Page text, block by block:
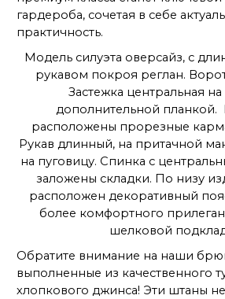
гардероба, сочетая в себе
практичность.
Модель силуэта оверсайз, с
рукавом покроя реглан.
Застежка центральная
дополнительной планкой.
расположены прорезные
Рукав длинный, на притачной
на пуговицу. Спинка с
заложены складки. По низу
расположен декоративный
более комфортного
шелковой
Обратите внимание на наши
выполненные из качественного
хлопкового джинса! Эти штаны